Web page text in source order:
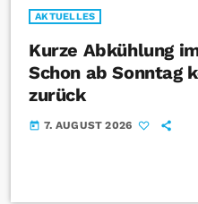
AKTUELLES
Kurze Abkühlung
Schon ab Sonntag
zurück
today 7. AUGUST 2026